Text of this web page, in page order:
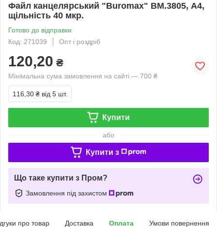
Файл канцелярський "Buromax" BM.3805, А4,
щільність 40 мкр.
Готово до відправки
Код: 271039
Опт і роздріб
120,20 ₴
Мінімальна сума замовлення на сайті — 700 ₴
116,30 ₴ від 5 шт.
Купити
або
Купити з
Що таке купити з Пром?
Замовлення під захистом
про товар Доставка Оплата Умови повернення